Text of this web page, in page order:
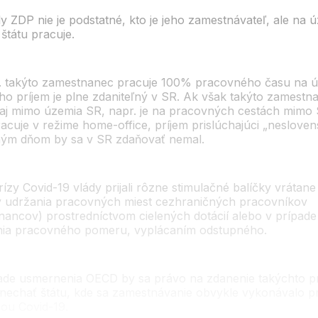
ZDP nie je podstatné, kto je jeho zamestnávateľ, ale na
pracuje.
takýto zamestnanec pracuje 100% pracovného času na
príjem je plne zdaniteľný v SR. Ak však takýto
mimo územia SR, napr. je na pracovných cestách mimo
v režime home-office, príjem prislúchajúci
dňom by sa v SR zdaňovať nemal.
Covid-19 vlády prijali rôzne stimulačné balíčky vrátane
udržania pracovných miest cezhraničných pracovníkov
prostredníctvom cielených dotácií alebo v prípade
pracovného pomeru, vyplácaním odstupného.